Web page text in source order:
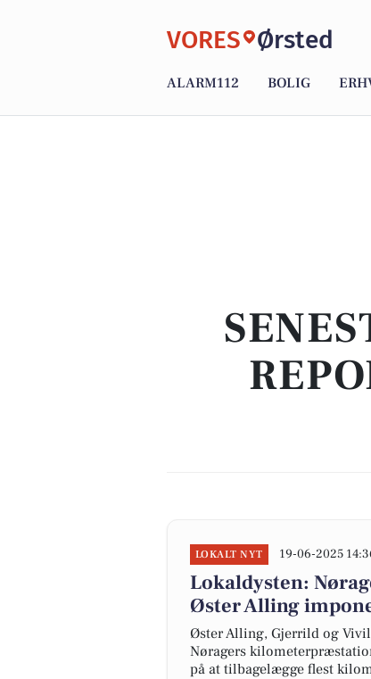
VORES Ørsted
ALARM112 BOLIG
LOKALT NYT 19-06-2025
Lokaldysten:
Øster Alling
Øster Alling, Gjerrild og
Nøragers
på at tilbagelægge flest